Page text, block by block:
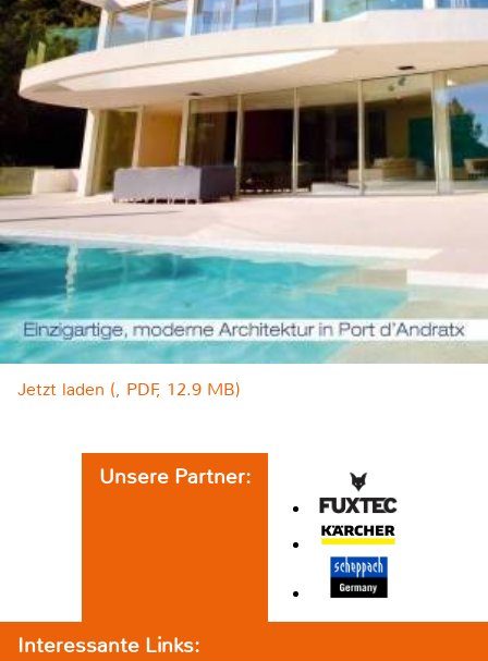
Jetzt laden (, PDF, 12.9 MB)
Unsere Partner:
Interessante Links: